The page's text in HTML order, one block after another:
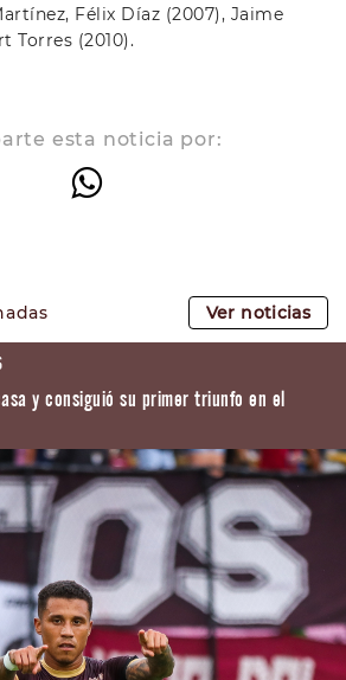
Félix Díaz (2007), Jaime
Torres (2010).
esta noticia por:
Ver noticias
y consiguió su primer triunfo en el